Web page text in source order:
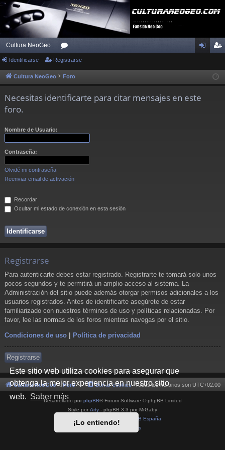
Este sitio web utiliza cookies para asegurar que
obtenga la mejor experiencia en nuestro sitio
web. Saber más
¡Lo entiendo!
Cultura NeoGeo
or
os ist
Identificarse Registrarse
Cultura NeoGeo Foro
Necesitas identificarte para citar mensajes en este
foro.
Nombre de Usuario:
Contraseña:
Olvidé mi contraseña
Reenviar email de activación
Recordar
Ocultar mi estado de conexión en esta sesión
Registrarse
Para autenticarte debes estar registrado. Registrarte te tomará solo unos
pocos segundos y te permitirá un amplio acceso al sistema. La
Administración del sitio puede además otorgar permisos adicionales a los
usuarios registrados. Antes de identificarte asegúrete de estar
familiarizado con nuestros términos de uso y políticas relacionadas. Por
favor, lee las normas de los foros mientras navegas por el sitio.
Condiciones de uso Política de privacidad
Registrarse
Cultura NeoGeo Foro Todos los horarios son UTC+02:00
Borrar cookies
Desarrollado por phpBB® Forum Software © phpBB Limited
Style por Arty - phpBB 3.3 por MrGaby
phpBB España
Condiciones